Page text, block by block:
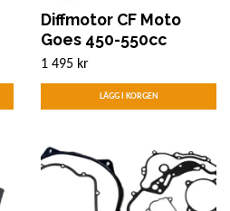
Diffmotor CF Moto
Goes 450-550cc
1 495 kr